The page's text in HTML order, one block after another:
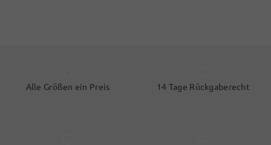
Alle Größen ein Preis 14 Tage Rückgaberecht